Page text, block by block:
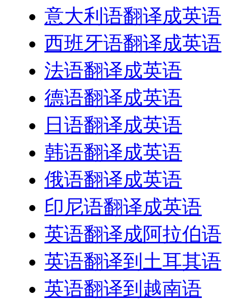
意大利语翻译成英语
西班牙语翻译成英语
法语翻译成英语
德语翻译成英语
日语翻译成英语
韩语翻译成英语
俄语翻译成英语
印尼语翻译成英语
英语翻译成阿拉伯语
英语翻译到土耳其语
英语翻译到越南语